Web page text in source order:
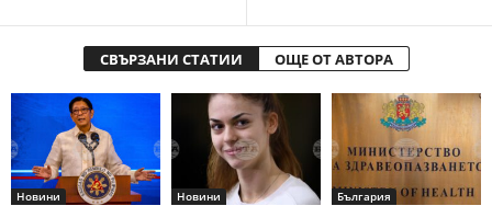
СВЪРЗАНИ СТАТИИ ОЩЕ ОТ АВТОРА
Новини Новини България